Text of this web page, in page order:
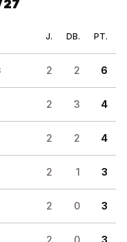
J. DB. PT.
2 2 6
2 3 4
2 2 4
2 1 3
2 0 3